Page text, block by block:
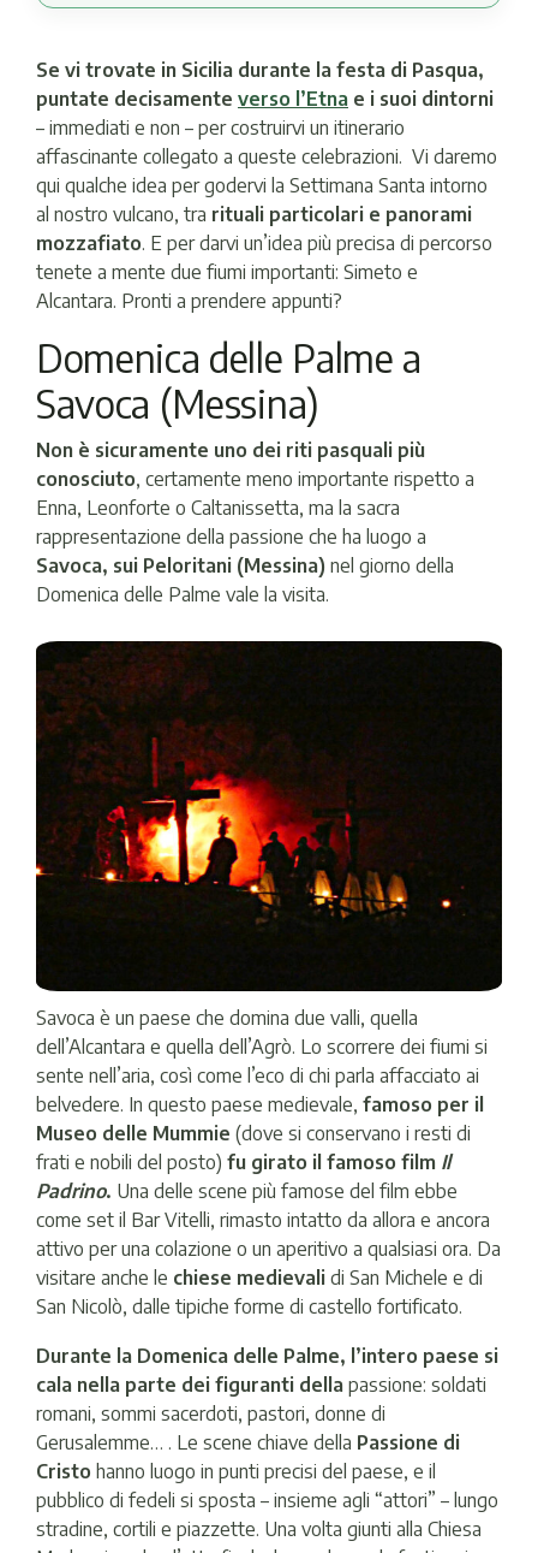
Se vi trovate in Sicilia durante la festa di Pasqua,
puntate decisamente verso l’Etna e i suoi dintorni
– immediati e non – per costruirvi un itinerario
affascinante collegato a queste celebrazioni. Vi daremo
qui qualche idea per godervi la Settimana Santa intorno
al nostro vulcano, tra rituali particolari e panorami
mozzafiato. E per darvi un’idea più precisa di percorso
tenete a mente due fiumi importanti: Simeto e
Alcantara. Pronti a prendere appunti?
Domenica delle Palme a
Savoca (Messina)
Non è sicuramente uno dei riti pasquali più
conosciuto, certamente meno importante rispetto a
Enna, Leonforte o Caltanissetta, ma la sacra
rappresentazione della passione che ha luogo a
Savoca, sui Peloritani (Messina) nel giorno della
Domenica delle Palme vale la visita.
Savoca è un paese che domina due valli, quella
dell’Alcantara e quella dell’Agrò. Lo scorrere dei fiumi si
sente nell’aria, così come l’eco di chi parla affacciato ai
belvedere. In questo paese medievale, famoso per il
Museo delle Mummie (dove si conservano i resti di
frati e nobili del posto) fu girato il famoso film Il
Padrino. Una delle scene più famose del film ebbe
come set il Bar Vitelli, rimasto intatto da allora e ancora
attivo per una colazione o un aperitivo a qualsiasi ora. Da
visitare anche le chiese medievali di San Michele e di
San Nicolò, dalle tipiche forme di castello fortificato.
Durante la Domenica delle Palme, l’intero paese si
cala nella parte dei figuranti della passione: soldati
romani, sommi sacerdoti, pastori, donne di
Gerusalemme… . Le scene chiave della Passione di
Cristo hanno luogo in punti precisi del paese, e il
pubblico di fedeli si sposta – insieme agli “attori” – lungo
stradine, cortili e piazzette. Una volta giunti alla Chiesa